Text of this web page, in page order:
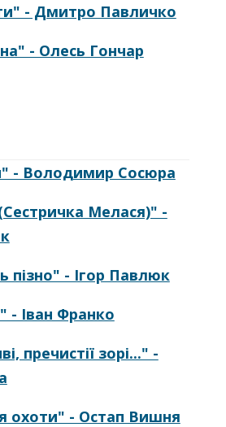
- Дмитро Павличко
- Олесь Гончар
- Володимир Сосюра
Мелася)" -
пізно" - Ігор Павлюк
- Іван Франко
пречистії зорі..." -
охоти" - Остап Вишня